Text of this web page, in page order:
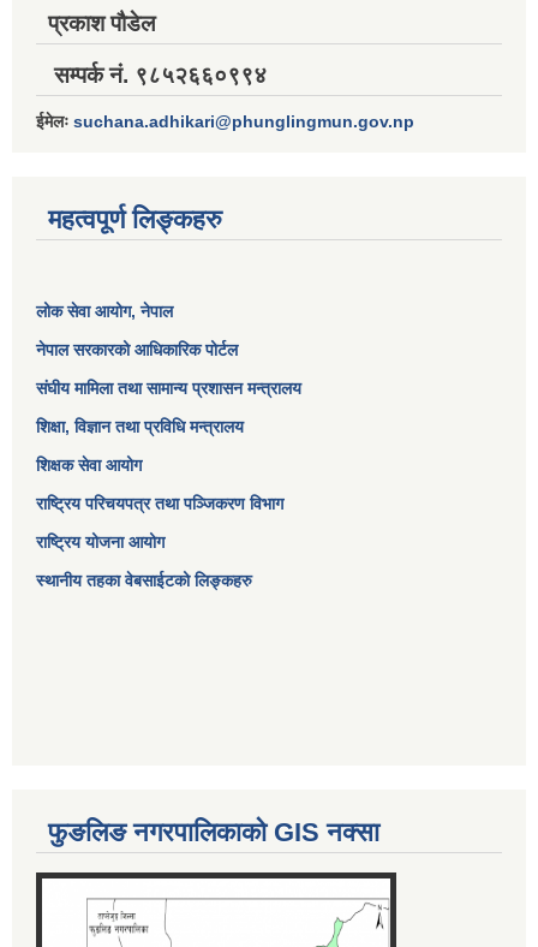
प्रकाश पौडेल
सम्पर्क नं. ९८५२६६०९९४
ईमेलः suchana.adhikari@phunglingmun.gov.np
महत्वपूर्ण लिङ्कहरु
लोक सेवा आयोग, नेपाल
नेपाल सरकारको आधिकारिक पोर्टल
संघीय मामिला तथा सामान्य प्रशासन मन्त्रालय
शिक्षा, विज्ञान तथा प्रविधि मन्त्रालय
शिक्षक सेवा आयोग
राष्ट्रिय परिचयपत्र तथा पञ्जिकरण विभाग
राष्ट्रिय योजना आयोग
स्थानीय तहका वेबसाईटको लिङ्कहरु
फुङलिङ नगरपालिकाको GIS नक्सा